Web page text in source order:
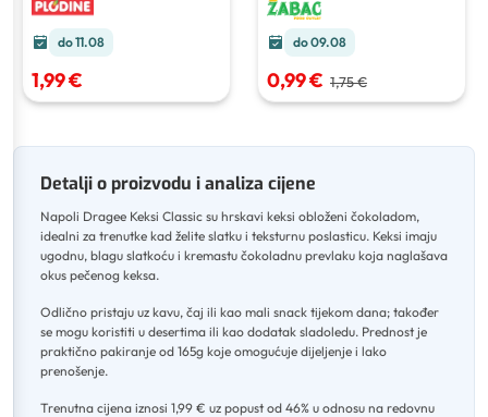
do 11.08
1,99 €
do 09.08
0,99 € 1,75 €
Detalji o proizvodu i analiza cijene
Napoli Dragee Keksi Classic su hrskavi keksi obloženi čokoladom,
idealni za trenutke kad želite slatku i teksturnu poslasticu. Keksi imaju
ugodnu, blagu slatkoću i kremastu čokoladnu prevlaku koja naglašava
okus pečenog keksa.
Odlično pristaju uz kavu, čaj ili kao mali snack tijekom dana; također
se mogu koristiti u desertima ili kao dodatak sladoledu. Prednost je
praktično pakiranje od 165g koje omogućuje dijeljenje i lako
prenošenje.
Trenutna cijena iznosi 1,99 € uz popust od 46% u odnosu na redovnu